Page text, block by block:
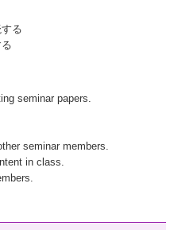
る
seminar papers.
seminar members.
in class.